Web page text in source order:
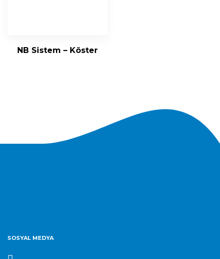
NB Sistem – Köster
SOSYAL MEDYA